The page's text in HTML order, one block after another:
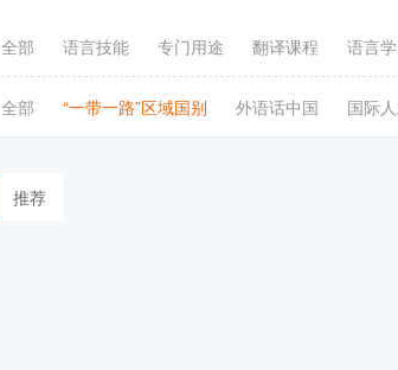
全部 语言技能 专门用途 翻译课程 语言学
全部 “一带一路”区域国别 外语话中国 国际
推荐